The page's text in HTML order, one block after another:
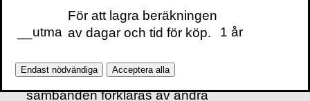
påverkas av en mängd tankefel. Bland
annat har vi en benägenhet att hitta
mönster i vår tillvaro och vi är också
benägna att tolka samband mellan två
företeelser som orsak och verkan, även om
sambanden förklaras av andra
__utma
För att lagra beräkningen
av dagar och tid för köp.
1 år
Endast nödvändiga Acceptera alla